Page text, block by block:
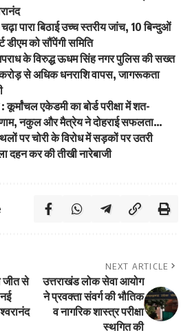
पारा बिठाई उच्च स्तरीय जांच, 10 बिन्दुओं
डीएम को सौंपेंगी समिति
के विरुद्ध ऊधम सिंह नगर पुलिस की सख्त
करोड़ से अधिक धनराशि वापस, जागरूकता
कूर्मांचल एकेडमी का बोर्ड परीक्षा में शत-
नकुल और मैत्रेय ने दोहराई सफलता…
पर चोरी के विरोध में सड़कों पर उतरी
दहन कर की तीखी नारेबाजी
जीत से
NEXT ARTICLE
उत्तराखंड लोक सेवा आयोग
ने प्रवक्ता संवर्ग की भौतिक
व नागरिक शास्त्र परीक्षा
स्थगित की